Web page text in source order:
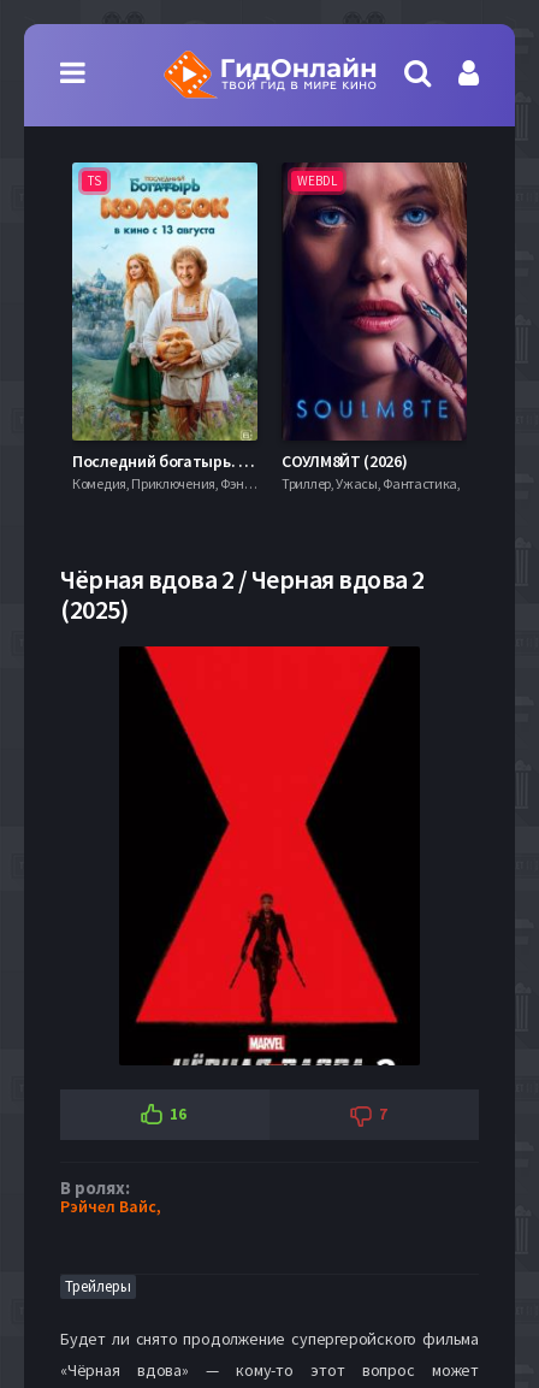
TS
Последний богатырь. Колобок (2026)
Комедия, Приключения, Фэнтези,
WEBDL
СОУЛМ8ЙТ (2026)
Триллер, Ужасы, Фантастика,
Чёрная вдова 2 / Черная вдова 2
(2025)
16 7
В ролях:
Рэйчел Вайс,
Трейлеры
Будет ли снято продолжение супергеройского фильма
«Чёрная вдова» — кому-то этот вопрос может